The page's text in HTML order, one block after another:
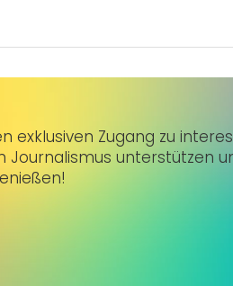
exklusiven Zugang zu
unterstützen